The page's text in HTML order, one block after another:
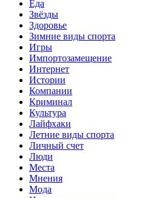
Еда
Звёзды
Здоровье
Зимние виды спорта
Игры
Импортозамещение
Интернет
Истории
Компании
Криминал
Культура
Лайфхаки
Летние виды спорта
Личный счет
Люди
Места
Мнения
Мода